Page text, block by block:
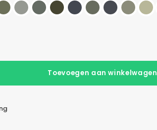
Toevoegen aan winkelwagen